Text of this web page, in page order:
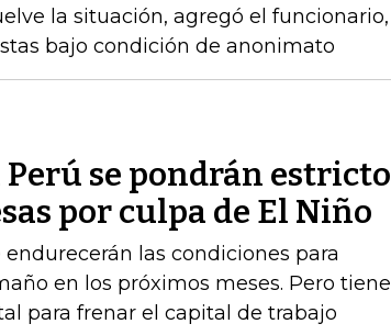
la situación, agregó el funcionario,
bajo condición de anonimato
Perú se pondrán
por culpa de El Niño
las condiciones para
en los próximos meses. Pero
para frenar el capital de trabajo